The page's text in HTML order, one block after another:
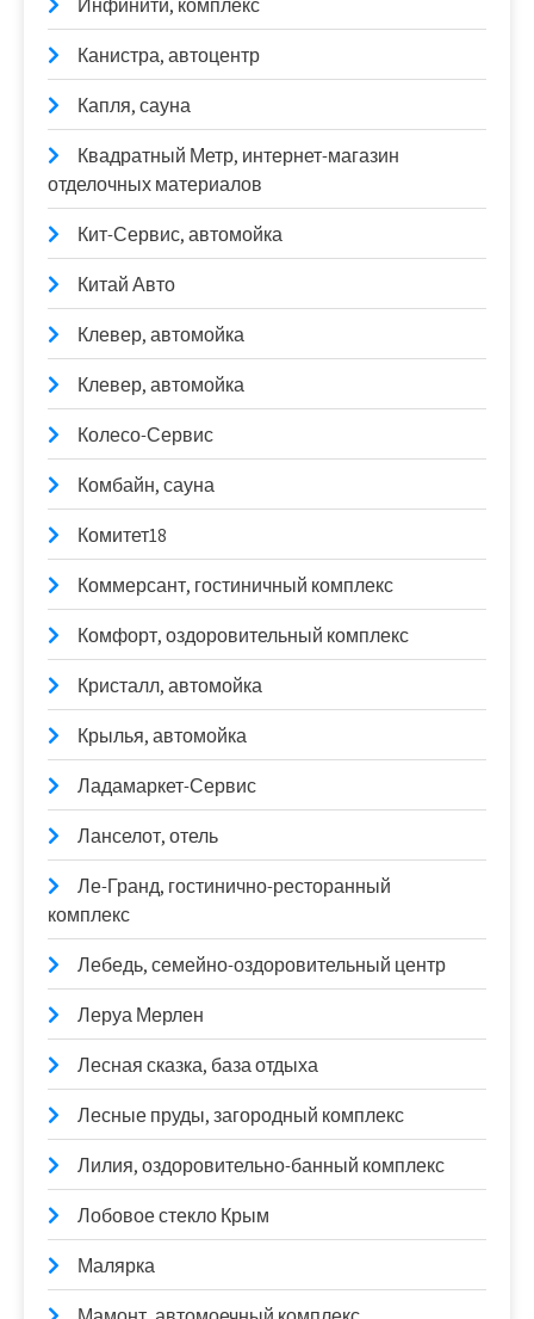
Инфинити, комплекс
Канистра, автоцентр
Капля, сауна
Квадратный Метр, интернет-магазин
отделочных материалов
Кит-Сервис, автомойка
Китай Авто
Клевер, автомойка
Клевер, автомойка
Колесо-Сервис
Комбайн, сауна
Комитет18
Коммерсант, гостиничный комплекс
Комфорт, оздоровительный комплекс
Кристалл, автомойка
Крылья, автомойка
Ладамаркет-Сервис
Ланселот, отель
Ле-Гранд, гостинично-ресторанный
комплекс
Лебедь, семейно-оздоровительный центр
Леруа Мерлен
Лесная сказка, база отдыха
Лесные пруды, загородный комплекс
Лилия, оздоровительно-банный комплекс
Лобовое стекло Крым
Малярка